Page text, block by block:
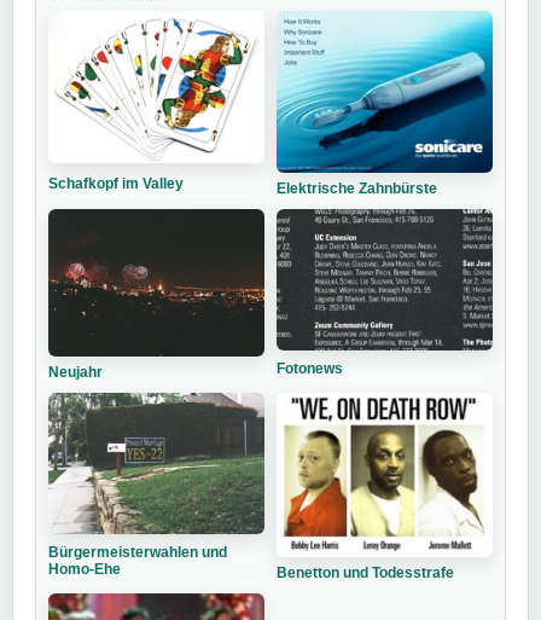
Schafkopf im Valley Elektrische Zahnbürste
Neujahr Fotonews
Bürgermeisterwahlen und
Homo-Ehe
Benetton und Todesstrafe